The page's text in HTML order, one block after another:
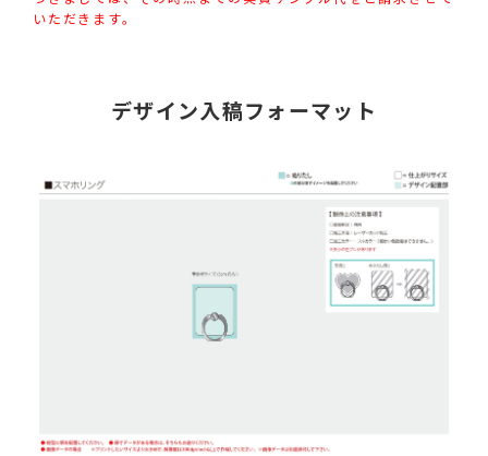
いただきます。
デザイン入稿フォーマット